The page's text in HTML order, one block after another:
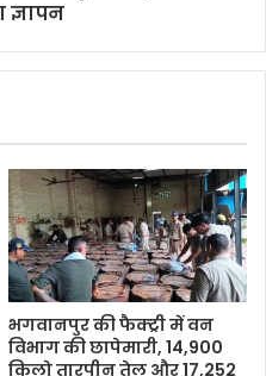
ज्ञापन
भगवानपुर की फैक्ट्री में वन
विभाग की छापेमारी, 14,900
किलो तारपीन तेल और 17,252